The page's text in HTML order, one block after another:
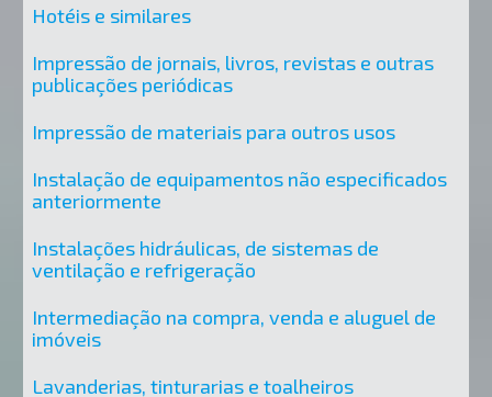
Hotéis e similares
Impressão de jornais, livros, revistas e outras
publicações periódicas
Impressão de materiais para outros usos
Instalação de equipamentos não especificados
anteriormente
Instalações hidráulicas, de sistemas de
ventilação e refrigeração
Intermediação na compra, venda e aluguel de
imóveis
Lavanderias, tinturarias e toalheiros